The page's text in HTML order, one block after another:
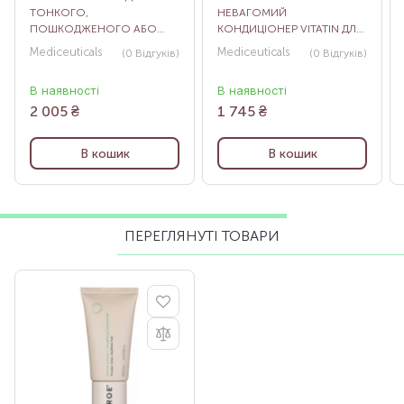
ТОНКОГО,
ПОШКОДЖЕНОГО АБО
ОСЛАБЛЕНОГО ВОЛОССЯ
VOLUME & STRENGTH, 250
Mediceuticals (0 Відгуків)
В наявності
2 005 ₴
В кошик
НЕВАГОМИЙ
КОНДИЦІОНЕР VITATIN ДЛЯ
ЖІНОК, 250 МЛ
Mediceuticals (0 Відгуків)
В наявності
1 745 ₴
В кошик
ПЕРЕГЛЯНУТІ ТОВАРИ